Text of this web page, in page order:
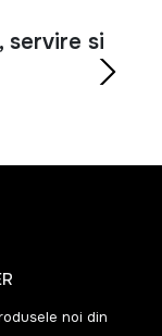
servire si
noi din